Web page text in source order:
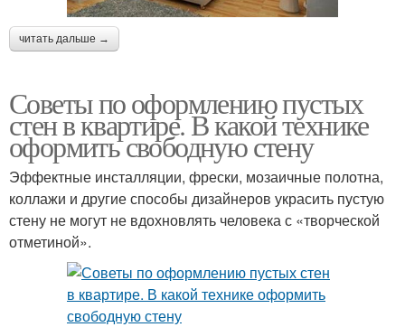
читать дальше →
Советы по оформлению пустых
стен в квартире. В какой технике
оформить свободную стену
Эффектные инсталляции, фрески, мозаичные полотна,
коллажи и другие способы дизайнеров украсить пустую
стену не могут не вдохновлять человека с «творческой
отметиной».